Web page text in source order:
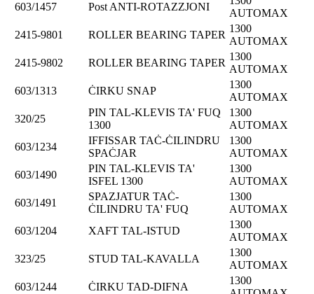
603/1457
Post ANTI-ROTAZZJONI
AUTOMAX
2415-9801
ROLLER BEARING TAPER
1300
AUTOMAX
2415-9802
ROLLER BEARING TAPER
1300
AUTOMAX
603/1313
ĊIRKU SNAP
1300
AUTOMAX
320/25
PIN TAL-KLEVIS TA' FUQ
1300
1300
AUTOMAX
603/1234
IFFISSAR TAĊ-ĊILINDRU
SPAĊJAR
1300
AUTOMAX
603/1490
PIN TAL-KLEVIS TA'
ISFEL 1300
1300
AUTOMAX
603/1491
SPAZJATUR TAĊ-
ĊILINDRU TA' FUQ
1300
AUTOMAX
603/1204
XAFT TAL-ISTUD
1300
AUTOMAX
323/25
STUD TAL-KAVALLA
1300
AUTOMAX
603/1244
ĊIRKU TAD-DIFNA
1300